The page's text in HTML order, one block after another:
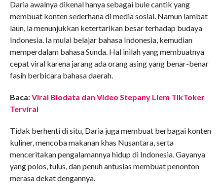
Daria awalnya dikenal hanya sebagai bule cantik yang
membuat konten sederhana di media sosial. Namun lambat
laun, ia menunjukkan ketertarikan besar terhadap budaya
Indonesia. Ia mulai belajar bahasa Indonesia, kemudian
memperdalam bahasa Sunda. Hal inilah yang membuatnya
cepat viral karena jarang ada orang asing yang benar-benar
fasih berbicara bahasa daerah.
Baca:Viral Biodata dan Video Stepany Liem TikToker
Terviral
Tidak berhenti di situ, Daria juga membuat berbagai konten
kuliner, mencoba makanan khas Nusantara, serta
menceritakan pengalamannya hidup di Indonesia. Gayanya
yang polos, tulus, dan penuh antusias membuat penonton
merasa dekat dengannya.